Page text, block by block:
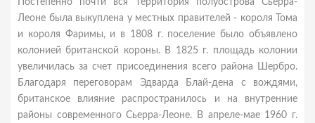
Постепенно почти вся территория полуострова Сьерра-
Леоне была выкуплена у местных правителей - короля Тома
и короля Фаримы, и в 1808 г. поселение было объявлено
колонией британской короны. В 1825 г. площадь колонии
увеличилась за счет присоединения всего района Шербро.
Благодаря переговорам Эдварда Блай-дена с вождями,
британское влияние распространилось и на внутренние
районы современного Сьерра-Леоне. В апреле-мае 1960 г.